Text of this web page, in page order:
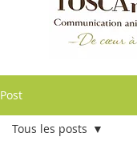
Post
Tous les posts